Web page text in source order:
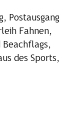
Postausgang
Fahnen,
Beachflags,
des Sports,